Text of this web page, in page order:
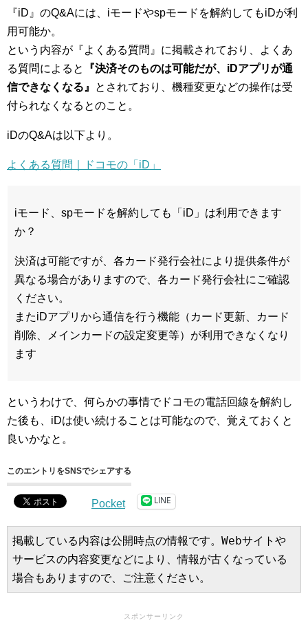
『iD』のQ&Aには、iモードやspモードを解約してもiDが利
用可能か。
という内容が『よくある質問』に掲載されており、よくあ
る質問によると
『決済そのものは可能だが、iDアプリが通
信できなくなる』
とされており、機種変更などの操作は受
付られなくなるとのこと。
iDのQ&Aは以下より。
よくある質問｜ドコモの「iD」
iモード、spモードを解約しても「iD」は利用できます
か？
決済は可能ですが、各カード発行会社により提供条件が
異なる場合がありますので、各カード発行会社にご確認
ください。
またiDアプリから通信を行う機能（カード更新、カード
削除、メインカードの設定変更等）が利用できなくなり
ます
というわけで、何らかの事情でドコモの電話回線を解約し
た後も、iDは使い続けることは可能なので、覚えておくと
良いかなと。
このエントリをSNSでシェアする
Pocket LINE
掲載している内容は公開時点の情報です。Webサイトや
サービスの内容変更などにより、情報が古くなっている
場合もありますので、ご注意ください。
スポンサーリンク